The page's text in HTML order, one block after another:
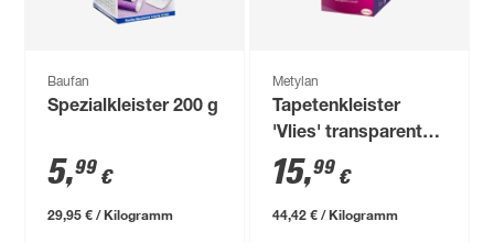
Baufan
Spezialkleister 200 g
5,99 €
29,95 € / Kilogramm
Metylan
Tapetenkleister
'Vlies' transparent
360 g
15,99 €
44,42 € / Kilogramm